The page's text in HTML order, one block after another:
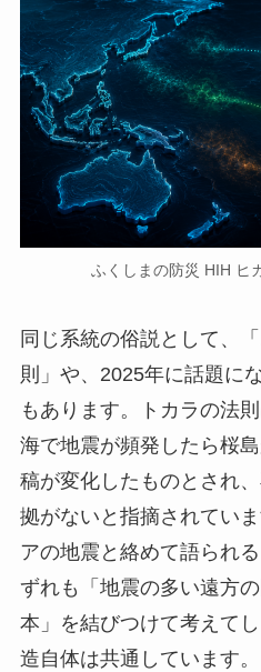
ふくしまの防災 HIH ヒ
同じ系統の俗説として、
則」や、2025年に話題に
もあります。トカラの法
海で地震が頻発したら桜
稿が変化したものとされ
拠がないと指摘されてい
アの地震と絡めて語られ
ずれも「地震の多い遠方
本」を結びつけて考えて
造自体は共通しています。